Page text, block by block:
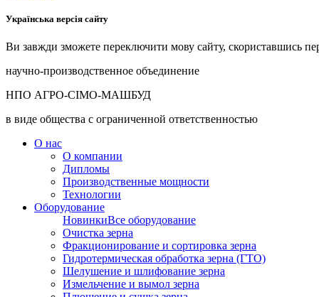
Українська версія сайту
Ви завжди зможете переключити мову сайту, скориставшись
научно-производственное объединение
НПО АГРО-СІМО-МАШБУД
в виде общества с ограниченной ответственностью
О нас
О компании
Дипломы
Производственные мощности
Технологии
Оборудование
НовинкиВсе оборудование
Очистка зерна
Фракционирование и сортировка зерна
Гидротермическая обработка зерна (ГТО)
Шелушение и шлифование зерна
Измельчение и вымол зерна